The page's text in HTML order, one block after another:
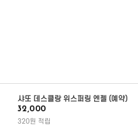
샤또 데스클랑 위스퍼링 엔젤 (예약)
32,000
320원 적립